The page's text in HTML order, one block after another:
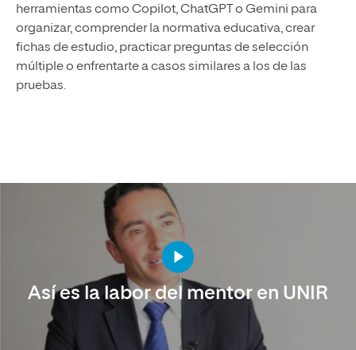
herramientas como Copilot, ChatGPT o Gemini para
organizar, comprender la normativa educativa, crear
fichas de estudio, practicar preguntas de selección
múltiple o enfrentarte a casos similares a los de las
pruebas.
Así es la labor del mentor en UNIR